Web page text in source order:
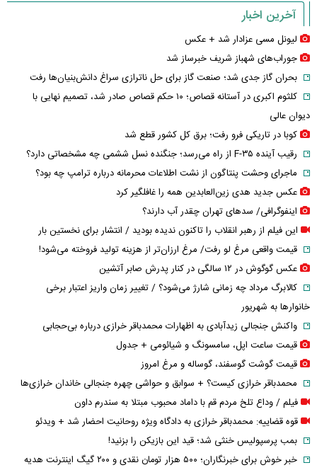
آخرین اخبار
لیونل مسی عزادار شد + عکس
جوراب‌های شهباز شریف خبرساز شد
بحران گاز جدی شد؛ صنعت گاز برای حل ناترازی سراغ دانش‌بنیان‌ها رفت
کلثوم اکبری در آستانه قصاص؛ ۱۰ حکم قصاص صادر شد، تصمیم نهایی با
دیوان عالی
کوبا در تاریکی فرو رفت؛ برق کل کشور قطع شد
رقیب آینده F-۳۵ از راه می‌رسد؛ جنگنده نسل ششمی چه مشخصاتی دارد؟
ماجرای وحشت پنتاگون از نشت اطلاعات محرمانه درباره ترامپ چه بود؟
عکس جدید هدی زین‌العابدین همه را غافلگیر کرد
اینفوگرافی/ سدهای تهران چقدر آب دارند؟
این فیلم از رهبر انقلاب را تاکنون ندیده بودید / انتشار برای نخستین بار
قیمت واقعی مرغ لو رفت/ مرغ ارزان‌تر از هزینه تولید فروخته می‌شود!
عکس گوگوش در ۱۲ سالگی در کنار پدرش صابر آتشین
کالابرگ مرداد چه زمانی شارژ می‌شود؟ / تغییر زمان واریز اعتبار برخی
خانوارها به شهریور
واکنش جنجالی زیدآبادی به اظهارات محمدباقر خرازی درباره بی‌حجابی
قیمت ساعت اپل، سامسونگ و شیائومی + جدول
قیمت گوشت گوسفند، گوساله و مرغ امروز
محمدباقر خرازی کیست؟ + سوابق و حواشی چهره جنجالی خاندان خرازی‌ها
فیلم / وداع تلخ مردم قم با داماد محبوب مبتلا به سندرم داون
قوه قضاییه: محمدباقر خرازی به دادگاه ویژه روحانیت احضار شد + ویدئو
بمب پرسپولیس خنثی شد؛ قید این بازیکن را بزنید!
خبر خوش برای خبرنگاران؛ ۵۰۰ هزار تومان نقدی و ۲۰۰ گیگ اینترنت هدیه